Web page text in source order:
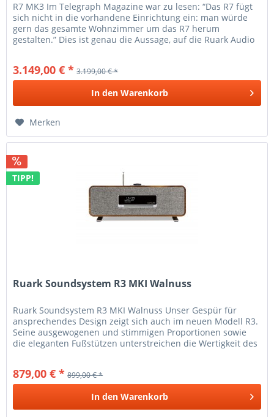
R7 MK3 Im Telegraph Magazine war zu lesen: “Das R7 fügt
sich nicht in die vorhandene Einrichtung ein: man würde
gern das gesamte Wohnzimmer um das R7 herum
gestalten.” Dies ist genau die Aussage, auf die Ruark Audio
3.149,00 € * 3.199,00 € *
In den Warenkorb
Merken
TIPP!
Ruark Soundsystem R3 MKI Walnuss
Ruark Soundsystem R3 MKI Walnuss Unser Gespür für
ansprechendes Design zeigt sich auch im neuen Modell R3.
Seine ausgewogenen und stimmigen Proportionen sowie
die eleganten Fußstützen unterstreichen die Wertigkeit des
879,00 € * 899,00 € *
In den Warenkorb